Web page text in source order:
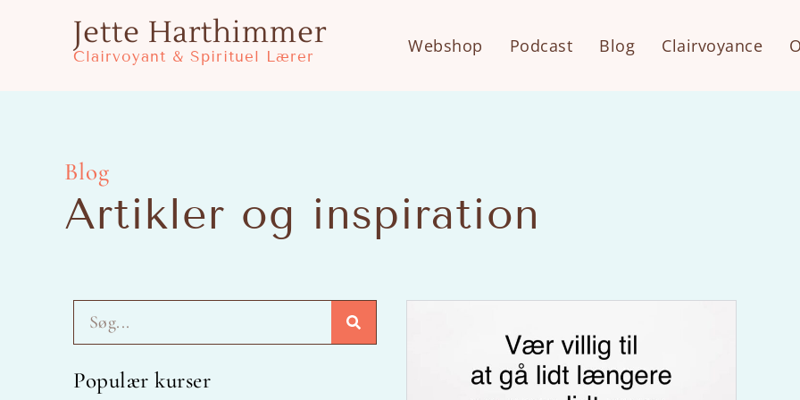
Jette Harthimmer
Clairvoyant & Spirituel Lærer
Webshop Podcast Blog Clairvoyance
Blog
Artikler og inspiration
Populær kurser